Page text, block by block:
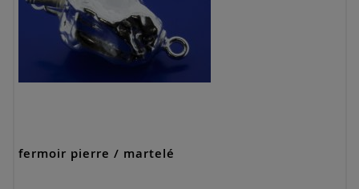
fermoir pierre / martelé